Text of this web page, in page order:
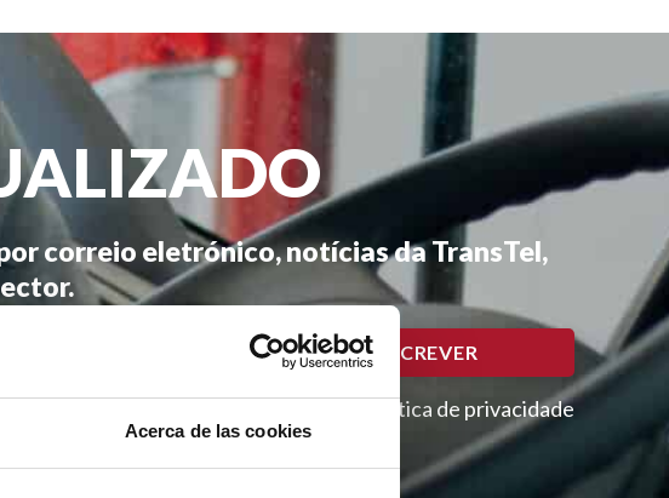
Acerca de las cookies
correio eletrónico, notícias da TransTel,
* Ao subscrever, aceita a nossa política de privacidade
Please